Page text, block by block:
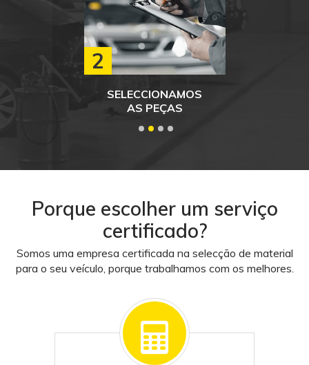
2
SELECCIONAMOS
AS PEÇAS
1 2 3 4
Porque escolher um serviço
certificado?
Somos uma empresa certificada na selecção de material
para o seu veículo, porque trabalhamos com os melhores.